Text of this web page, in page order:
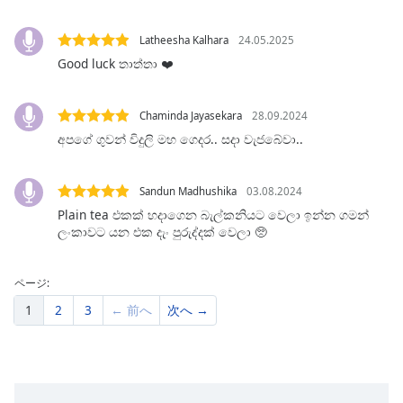
dialog
window.
will
cancel
the
window.
Opacity
Latheesha Kalhara 24.05.2025
Good luck තාත්තා ❤️
Chaminda Jayasekara 28.09.2024
අපගේ ගුවන් විදුලි මහ ගෙදර.. සදා වැජබේවා..
Sandun Madhushika 03.08.2024
Plain tea එකක් හදාගෙන බැල්කනියට වෙලා ඉන්න ගමන්
ලංකාවට යන එක දැං පුරුද්දක් වෙලා 🥺
ページ:
1 2 3 ← 前へ 次へ →